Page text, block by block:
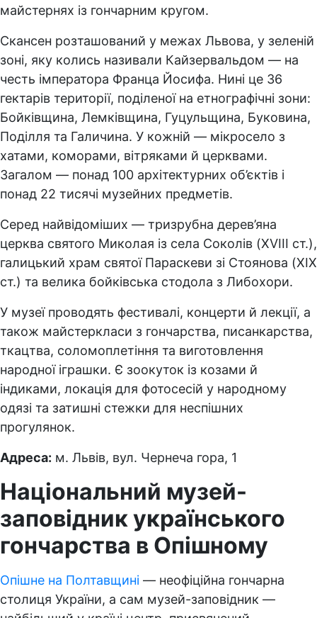
майстернях із гончарним кругом.
Скансен розташований у межах Львова, у зеленій
зоні, яку колись називали Кайзервальдом — на
честь імператора Франца Йосифа. Нині це 36
гектарів території, поділеної на етнографічні зони:
Бойківщина, Лемківщина, Гуцульщина, Буковина,
Поділля та Галичина. У кожній — мікросело з
хатами, коморами, вітряками й церквами.
Загалом — понад 100 архітектурних об’єктів і
понад 22 тисячі музейних предметів.
Серед найвідоміших — тризрубна дерев’яна
церква святого Миколая із села Соколів (XVIII ст.),
галицький храм святої Параскеви зі Стоянова (XIX
ст.) та велика бойківська стодола з Либохори.
У музеї проводять фестивалі, концерти й лекції, а
також майстеркласи з гончарства, писанкарства,
ткацтва, соломоплетіння та виготовлення
народної іграшки. Є зоокуток із козами й
індиками, локація для фотосесій у народному
одязі та затишні стежки для неспішних
прогулянок.
Адреса: м. Львів, вул. Чернеча гора, 1
Національний музей-
заповідник українського
гончарства в Опішному
Опішне на Полтавщині — неофіційна гончарна
столиця України, а сам музей-заповідник —